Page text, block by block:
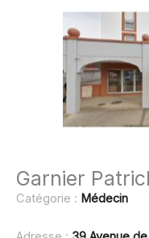
Garnier
Catégorie : Médecin